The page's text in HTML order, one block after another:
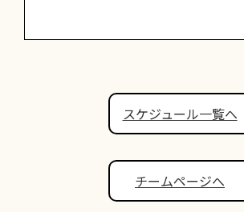
スケジュール一覧へ
チームページへ